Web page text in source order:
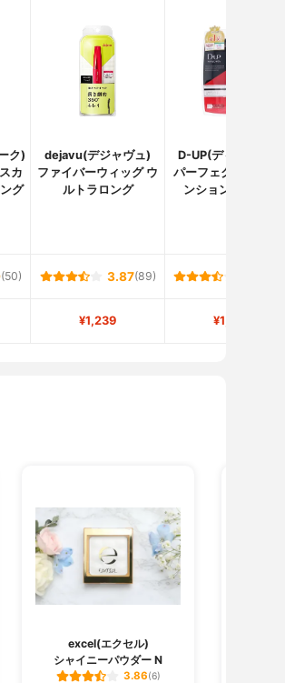
ク)
カ
グ
dejavu(デジャヴュ)
ファイバーウィッグ ウ
ルトラロング
D-UP(ディーアップ)
パーフェクトエクステ
ンション マスカラ
(50) 3.87(89)
¥1,239 ¥1,232
excel(エクセル)
シャイニーパウダー N
3.86(6)